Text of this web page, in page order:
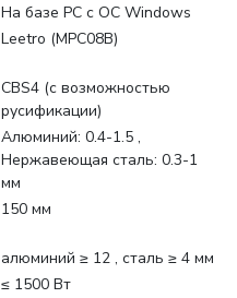
На базе PC с ОС Windows
Leetro (MPC08B)
CBS4 (с возможностью
русификации)
Алюминий: 0.4-1.5 ,
Нержавеющая сталь: 0.3-1
мм
150 мм
алюминий ≥ 12 , сталь ≥ 4 мм
≤ 1500 Вт